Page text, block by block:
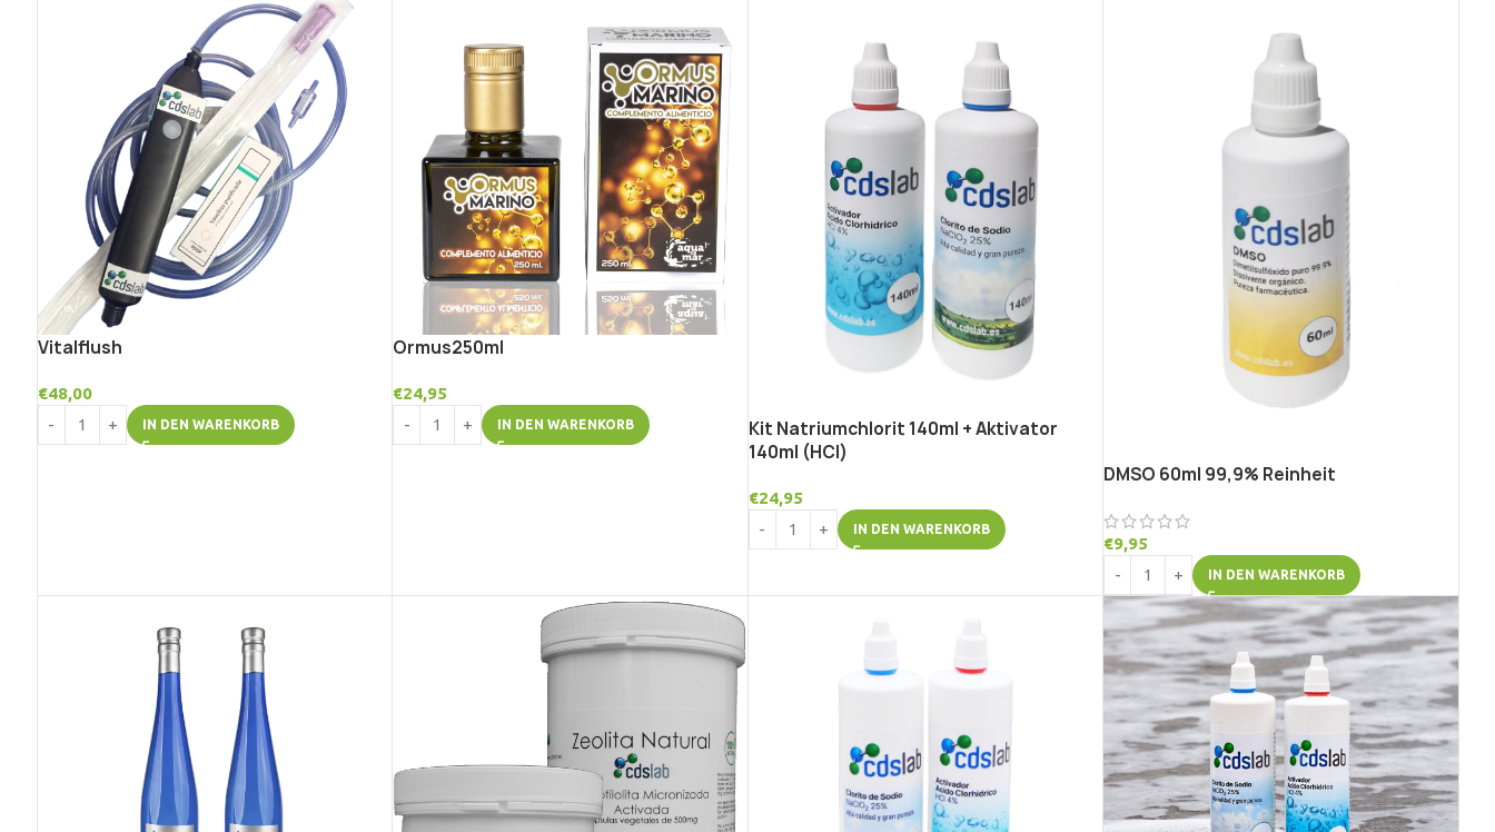
Vitalflush
€48,00
IN DEN WARENKORB
Ormus250ml
€24,95
IN DEN WARENKORB
Kit Natriumchlorit 140ml + Aktivator
140ml (HCl)
€24,95
IN DEN WARENKORB
DMSO 60ml 99,9% Reinheit
€9,95
IN DEN WARENKORB